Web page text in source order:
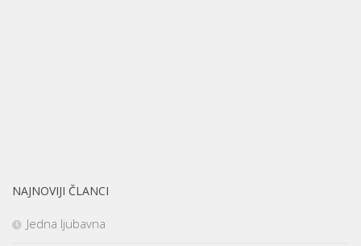
NAJNOVIJI ČLANCI
Jedna ljubavna